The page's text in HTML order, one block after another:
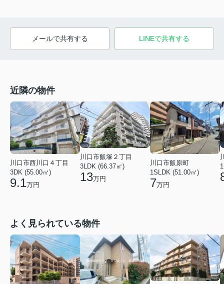
メールで共有する LINEで共有する
近隣の物件
川口市西川口４丁目
3DK (55.00㎡)
9.1万円
川口市飯塚２丁目
3LDK (66.37㎡)
13万円
川口市飯原町
1SLDK (51.00㎡)
7万円
よく見られている物件